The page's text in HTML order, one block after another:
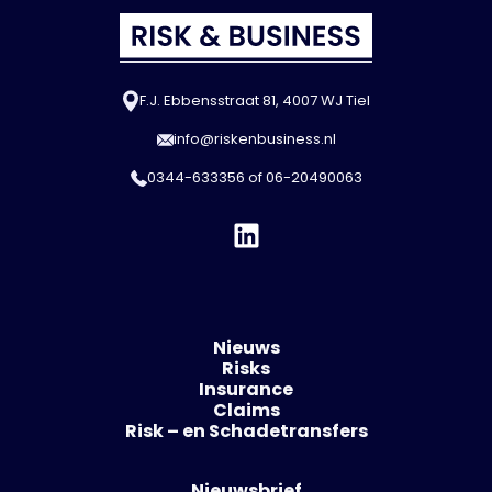
F.J. Ebbensstraat 81, 4007 WJ Tiel
info@riskenbusiness.nl
0344-633356 of06-20490063
Nieuws
Risks
Insurance
Claims
Risk – en Schadetransfers